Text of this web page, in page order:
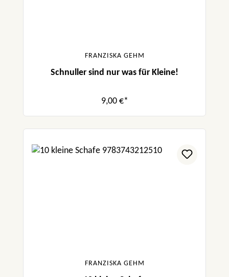
FRANZISKA GEHM
Schnuller sind nur was für Kleine!
9,00 €*
FRANZISKA GEHM